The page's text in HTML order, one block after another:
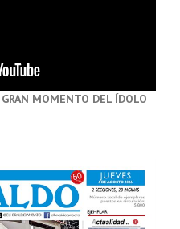
GRAN MOMENTO DEL ÍDOLO